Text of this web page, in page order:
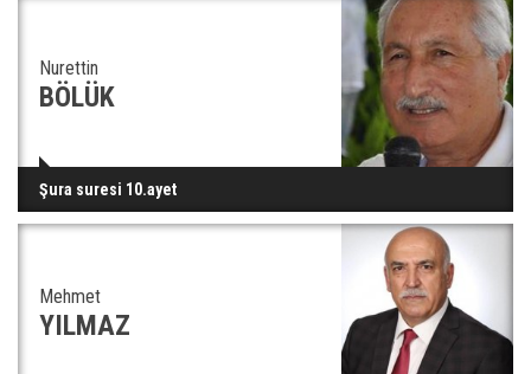
Nurettin
BÖLÜK
Şura suresi 10.ayet
Mehmet
YILMAZ